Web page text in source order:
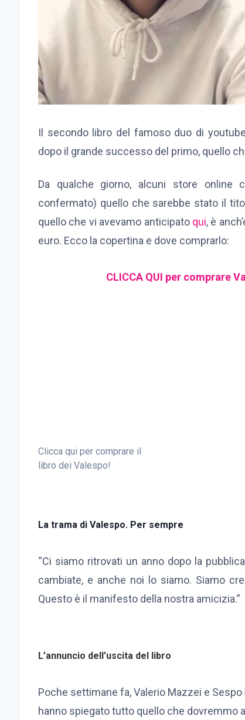
Il secondo libro del famoso duo di
dopo il grande successo del primo, quello
Da qualche giorno, alcuni store online
confermato) quello che sarebbe stato il
quello che vi avevamo anticipato qui, è
euro. Ecco la copertina e dove comprarlo:
CLICCA QUI per comprare
Clicca qui per comprare il
libro dei Valespo!
La trama di Valespo. Per sempre
“Ci siamo ritrovati un anno dopo la
cambiate, e anche noi lo siamo. Siamo
Questo è il manifesto della nostra amicizia.”
L’annuncio dell’uscita del libro
Poche settimane fa, Valerio Mazzei e
hanno spiegato tutto quello che dovremmo